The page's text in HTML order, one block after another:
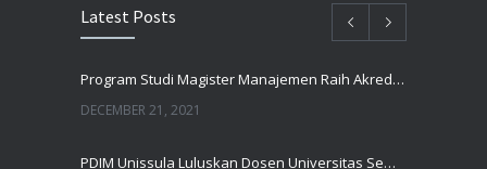
Latest Posts
Program Studi Magister Manajemen Raih Akreditasi UNGGUL Oleh BAN PT
DECEMBER 21, 2021
PDIM Unissula Luluskan Dosen Universitas Semarang